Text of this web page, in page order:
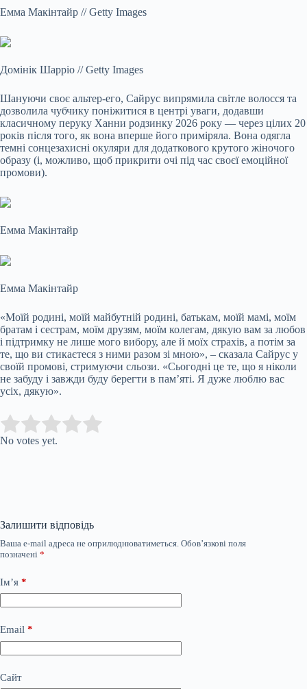
Емма Макінтайр // Getty Images
Домінік Шарріо // Getty Images
Шануючи своє альтер-его, Сайрус випрямила світле волосся та
дозволила чубчику поніжитися в центрі уваги, додавши
класичному перуку Ханни родзинку 2026 року — через цілих 20
років після того, як вона вперше його приміряла. Вона одягла
темні сонцезахисні окуляри для додаткового крутого жіночого
образу (і, можливо, щоб прикрити очі під час своєї емоційної
промови).
Емма Макінтайр
Емма Макінтайр
«Моїй родині, моїй майбутній родині, батькам, моїй мамі, моїм
братам і сестрам, моїм друзям, моїм колегам, дякую вам за любов
і підтримку не лише мого вибору, але й моїх страхів, а потім за
те, що ви стикаєтеся з ними разом зі мною», – сказала Сайрус у
своїй промові, стримуючи сльози. «Сьогодні це те, що я ніколи
не забуду і завжди буду берегти в пам’яті. Я дуже люблю вас
усіх, дякую».
Rate this item:
No votes yet.
Залишити відповідь
Ваша e-mail адреса не оприлюднюватиметься. Обов’язкові поля
позначені *
Ім’я *
Email *
Сайт